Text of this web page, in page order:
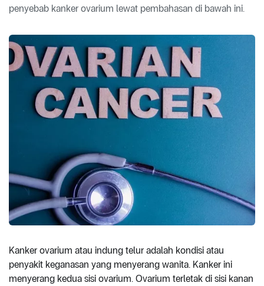
penyebab kanker ovarium lewat pembahasan di bawah ini.
Kanker ovarium atau indung telur adalah kondisi atau
penyakit keganasan yang menyerang wanita. Kanker ini
menyerang kedua sisi ovarium. Ovarium terletak di sisi kanan